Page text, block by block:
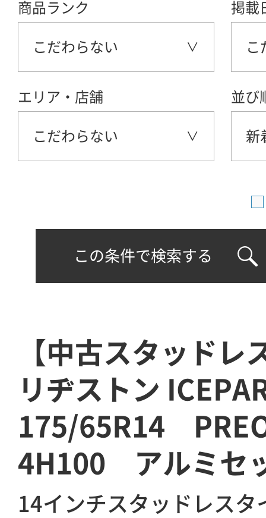
商品ランク
こだわらない
掲載
こ
エリア・店舗
こだわらない
並び
新
この条件で検索する
【中古スタッドレ
リヂストン
175/65R14
4H100 アルミセ
14インチスタッドレスタ